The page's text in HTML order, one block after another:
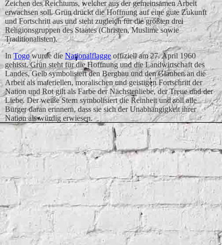
Zeichen des Reichtums, welcher aus der gemeinsamen Arbeit
erwachsen soll. Grün drückt die Hoffnung auf eine gute Zukunft
und Fortschritt aus und steht zugleich für die größten drei
Religionsgruppen des Staates (Christen, Muslime sowie
Traditionalisten).
In Togowurde die Nationalflaggeoffiziell am 27. April 1960
gehisst. Grün steht für die Hoffnung und die Landwirtschaft des
Landes, Gelb symbolisiert den Bergbau und den Glauben an die
Arbeit als materiellen, moralischen und geistigen Fortschritt der
Nation und Rot gilt als Farbe der Nächstenliebe, der Treue und der
Liebe. Der weiße Stern symbolisiert die Reinheit und soll alle
Bürger daran erinnern, dass sie sich der Unabhängigkeit ihrer
Nation als würdig erwiesen.